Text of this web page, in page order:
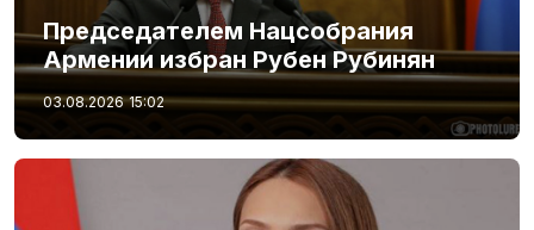
Председателем Нацсобрания
Армении избран Рубен Рубинян
03.08.2026 15:02